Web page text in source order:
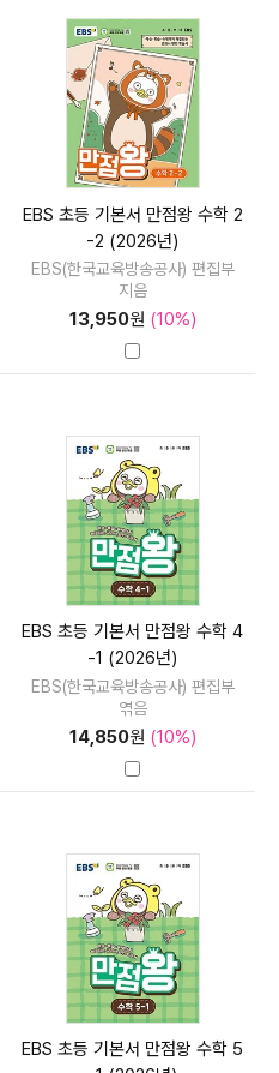
EBS 초등 기본서 만점왕 수학 2
-2 (2026년)
EBS(한국교육방송공사) 편집부
지음
13,950원 (10%)
EBS 초등 기본서 만점왕 수학 4
-1 (2026년)
EBS(한국교육방송공사) 편집부
엮음
14,850원 (10%)
EBS 초등 기본서 만점왕 수학 5